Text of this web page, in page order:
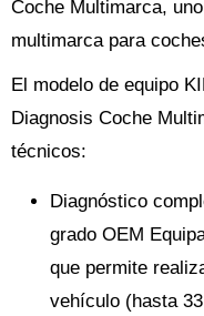
Coche Multimarca,
multimarca para
El modelo de equipo
Diagnosis Coche
técnicos:
Diagnóstico
grado OEM
que permite
vehículo (hasta